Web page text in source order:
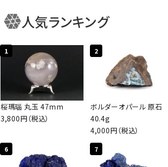
カテゴリー
人気ランキング
1
桜瑪瑙 丸玉 47mm
3,800円（税込）
2
ボルダーオパール 原石
40.4g
4,000円（税込）
6 7